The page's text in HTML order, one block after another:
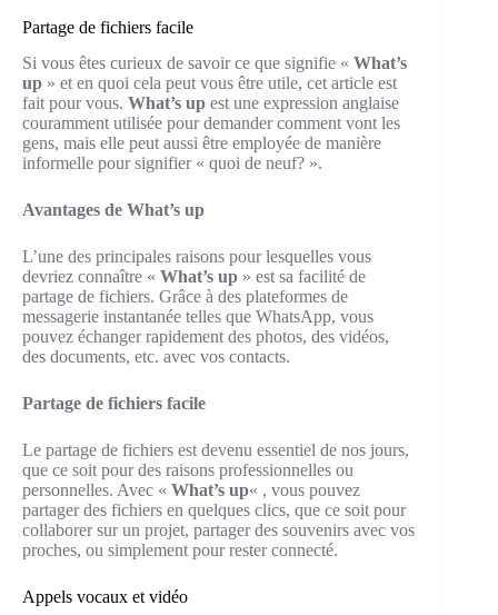
Partage de fichiers facile
Si vous êtes curieux de savoir ce que signifie « What’s
up » et en quoi cela peut vous être utile, cet article est
fait pour vous. What’s up est une expression anglaise
couramment utilisée pour demander comment vont les
gens, mais elle peut aussi être employée de manière
informelle pour signifier « quoi de neuf? ».
Avantages de What’s up
L’une des principales raisons pour lesquelles vous
devriez connaître « What’s up » est sa facilité de
partage de fichiers. Grâce à des plateformes de
messagerie instantanée telles que WhatsApp, vous
pouvez échanger rapidement des photos, des vidéos,
des documents, etc. avec vos contacts.
Partage de fichiers facile
Le partage de fichiers est devenu essentiel de nos jours,
que ce soit pour des raisons professionnelles ou
personnelles. Avec « What’s up« , vous pouvez
partager des fichiers en quelques clics, que ce soit pour
collaborer sur un projet, partager des souvenirs avec vos
proches, ou simplement pour rester connecté.
Appels vocaux et vidéo